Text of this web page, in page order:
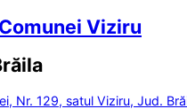
Viziru
Nr. 129, satul Viziru, Jud.